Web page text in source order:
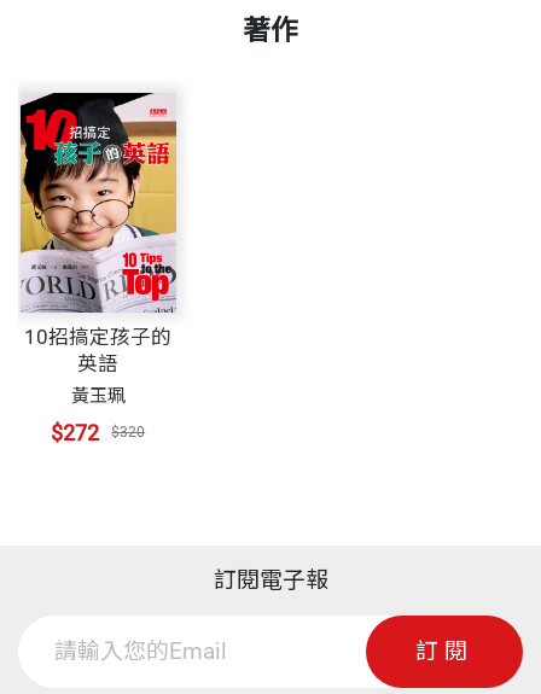
著作
10招搞定孩子的
英語
黃玉珮
$272 $320
訂閱電子報
訂閱